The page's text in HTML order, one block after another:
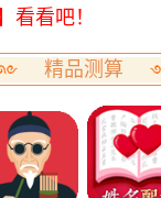
看看吧！
精品测算